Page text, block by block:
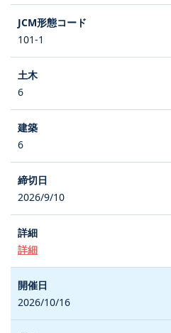
101-1
6
6
2026/9/10
詳細
2026/10/16